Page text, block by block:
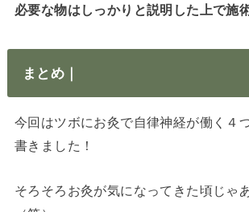
必要な物はしっかりと説明した上で施
まとめ｜
今回はツボにお灸で自律神経が働く４
書きました！
そろそろお灸が気になってきた頃じゃ